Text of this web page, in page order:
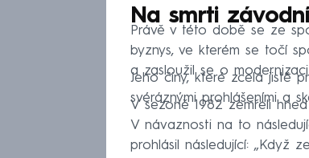
Na smrti
Právě v této době se ze
byznys, ve kterém se točí
a zasloužil se o
Jeho činy, které zcela jistě
svéráznými prohlášeními a
V sezoně 1982 zemřeli
V návaznosti na to
prohlásil následující: „Když